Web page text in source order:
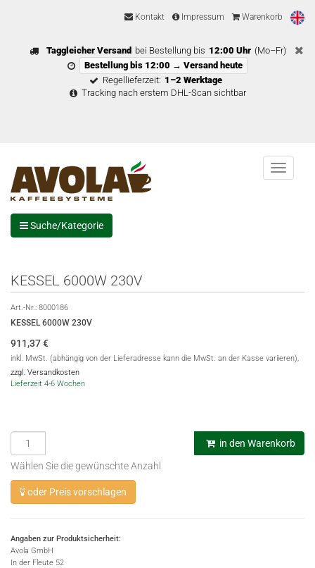
Kontakt Impressum Warenkorb
Taggleicher Versand bei Bestellung bis 12:00 Uhr (Mo–Fr)
Bestellung bis 12:00 → Versand heute
Regellieferzeit: 1–2 Werktage
Tracking nach erstem DHL-Scan sichtbar
Menu
Suche/Kategorie
KESSEL 6000W 230V
Art.-Nr.: 8000186
KESSEL 6000W 230V
911,37€
inkl. MwSt. (abhängig von der Lieferadresse kann die MwSt. an der Kasse variieren),
zzgl. Versandkosten
Lieferzeit 4-6 Wochen
in den Warenkorb
Wählen Sie die gewünschte Anzahl
oder Preis vorschlagen
Angaben zur Produktsicherheit:
Avola GmbH
In der Fleute 52